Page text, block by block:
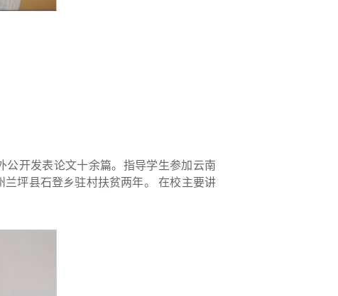
公开发表论文十余篇。指导学生参加云南
坪县石登乡驻村扶贫两年。 在校主要讲